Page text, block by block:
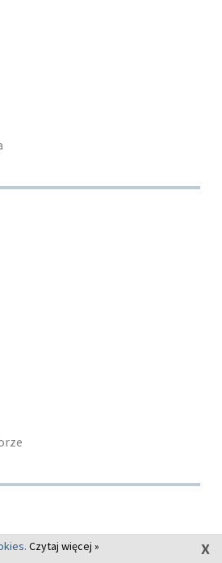
Czytaj więcej » x